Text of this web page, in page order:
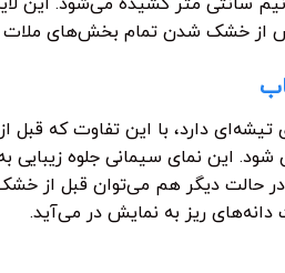
سانتی متر کشیده می‌شود. این
از خشک شدن تمام بخش‌های ملات
تیشه‌ای دارد، با این تفاوت که
شود. این نمای سیمانی جلوه
حالت دیگر هم می‌توان قبل از
ریز به نمایش در می‌آید.